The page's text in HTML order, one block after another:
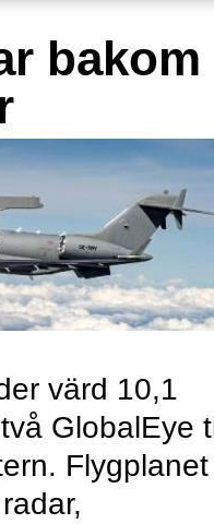
bakom
värd 10,1
GlobalEye